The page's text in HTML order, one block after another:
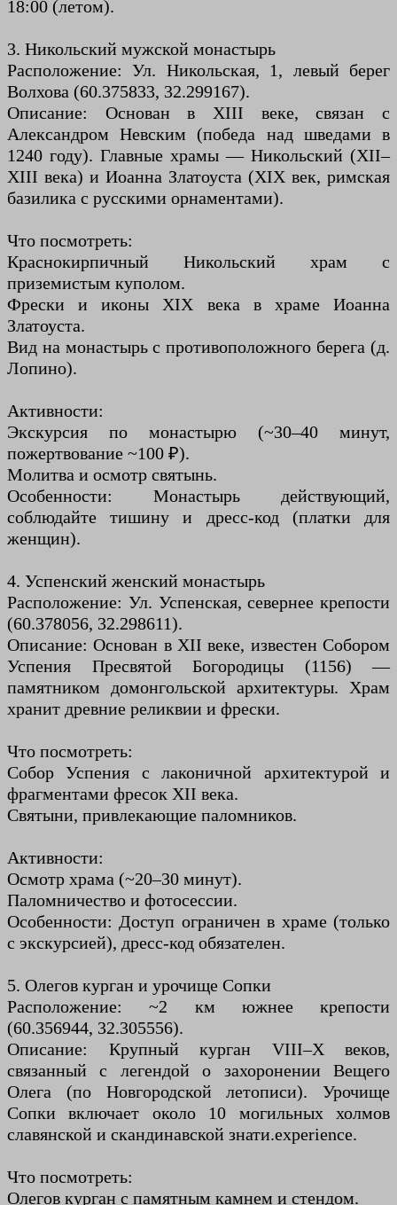
18:00 (летом).
3. Никольский мужской монастырь
Расположение: Ул. Никольская, 1, левый берег
Волхова (60.375833, 32.299167).
Описание: Основан в XIII веке, связан с
Александром Невским (победа над шведами в
1240 году). Главные храмы — Никольский (XII–
XIII века) и Иоанна Златоуста (XIX век, римская
базилика с русскими орнаментами).
Что посмотреть:
Краснокирпичный Никольский храм с
приземистым куполом.
Фрески и иконы XIX века в храме Иоанна
Златоуста.
Вид на монастырь с противоположного берега (д.
Лопино).
Активности:
Экскурсия по монастырю (~30–40 минут,
пожертвование ~100 ₽).
Молитва и осмотр святынь.
Особенности: Монастырь действующий,
соблюдайте тишину и дресс-код (платки для
женщин).
4. Успенский женский монастырь
Расположение: Ул. Успенская, севернее крепости
(60.378056, 32.298611).
Описание: Основан в XII веке, известен Собором
Успения Пресвятой Богородицы (1156) —
памятником домонгольской архитектуры. Храм
хранит древние реликвии и фрески.
Что посмотреть:
Собор Успения с лаконичной архитектурой и
фрагментами фресок XII века.
Святыни, привлекающие паломников.
Активности:
Осмотр храма (~20–30 минут).
Паломничество и фотосессии.
Особенности: Доступ ограничен в храме (только
с экскурсией), дресс-код обязателен.
5. Олегов курган и урочище Сопки
Расположение: ~2 км южнее крепости
(60.356944, 32.305556).
Описание: Крупный курган VIII–X веков,
связанный с легендой о захоронении Вещего
Олега (по Новгородской летописи). Урочище
Сопки включает около 10 могильных холмов
славянской и скандинавской знати.experience.
Что посмотреть:
Олегов курган с памятным камнем и стендом.